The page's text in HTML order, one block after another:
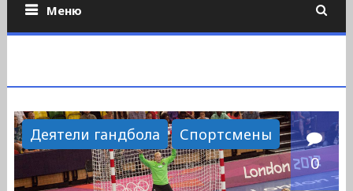
Меню
Деятели гандбола Спортсмены
0